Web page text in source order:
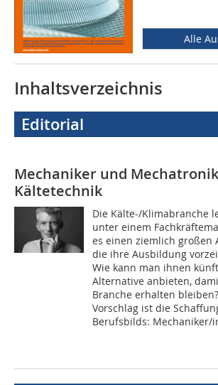
Alle
Inhaltsverzeichnis
Editorial
Mechaniker und
Kältetechnik
Die Kälte-/Klimabranche
unter einem
es einen ziemlich großen
die ihre Ausbildung
Wie kann man ihnen
Alternative anbieten,
Branche erhalten
Vorschlag ist die
Berufsbilds: Mechaniker/